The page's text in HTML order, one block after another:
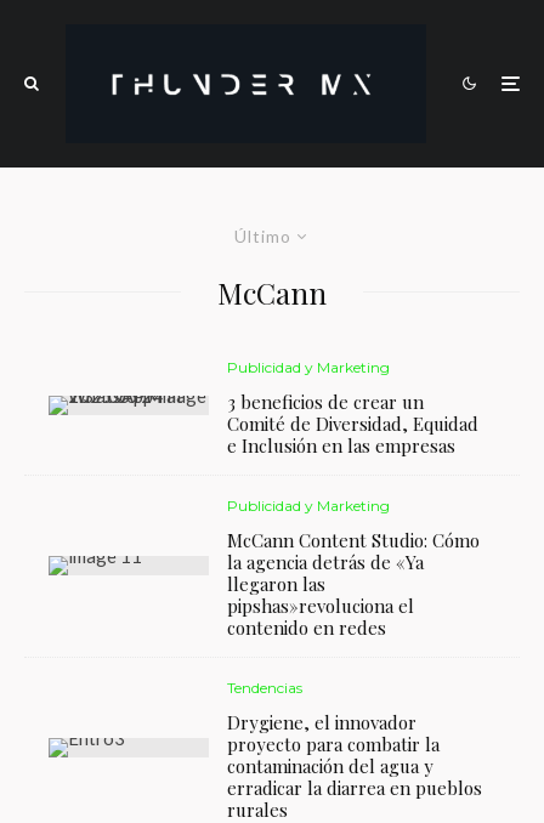
Último
McCann
Publicidad y Marketing
3 beneficios de crear un
Comité de Diversidad, Equidad
e Inclusión en las empresas
Publicidad y Marketing
McCann Content Studio: Cómo
la agencia detrás de «Ya
llegaron las
pipshas»revoluciona el
contenido en redes
Tendencias
Drygiene, el innovador
proyecto para combatir la
contaminación del agua y
erradicar la diarrea en pueblos
rurales